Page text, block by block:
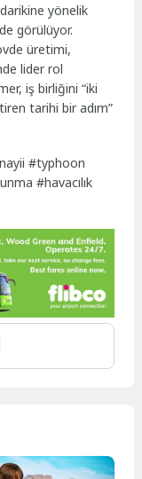
yönelik
görülüyor.
üretimi,
lider rol
iş birliğini “iki
tarihi bir adım”
#typhoon
#havacılık